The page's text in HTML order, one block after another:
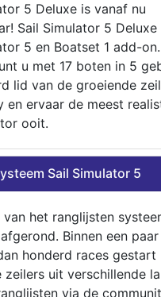
5 Deluxe is vanaf nu
Sail Simulator 5
5 en Boatset 1 add-on.
u met 17 boten in 5
lid van de groeiende zeil
en ervaar de meest
ooit.
Sail Simulator 5
het ranglijsten
Binnen een
honderd races gestart
uit verschillende
via de